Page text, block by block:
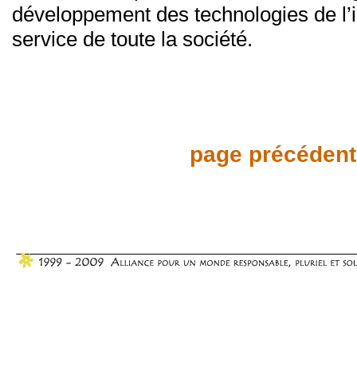
développement des technologies de
service de toute la société.
page